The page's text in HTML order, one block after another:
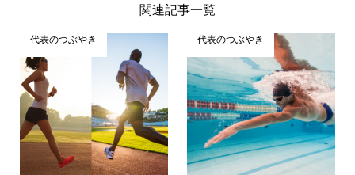
関連記事一覧
代表のつぶやき 代表のつぶやき